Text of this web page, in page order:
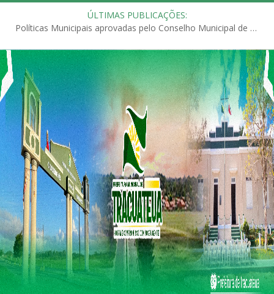
ÚLTIMAS PUBLICAÇÕES:
Políticas Municipais aprovadas pelo Conselho Municipal de Educação (CME)